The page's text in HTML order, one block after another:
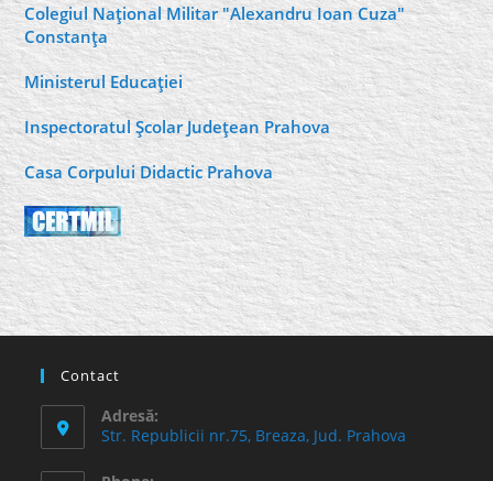
Colegiul Naţional Militar "Alexandru Ioan Cuza"
Constanţa
Ministerul Educaţiei
Inspectoratul Şcolar Judeţean Prahova
Casa Corpului Didactic Prahova
Contact
Adresă:
Str. Republicii nr.75, Breaza, Jud. Prahova